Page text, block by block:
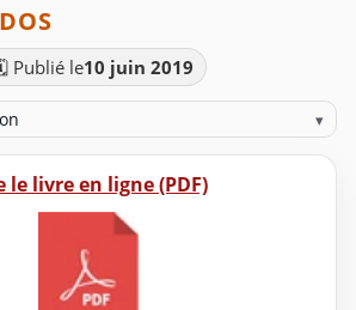
Publié le10 juin 2019
▾
le livre en ligne (PDF)